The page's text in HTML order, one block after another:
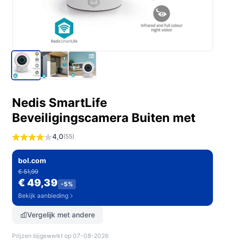
Nedis SmartLife
Beveiligingscamera Buiten met
4,0(55)
bol.com
€ 51,99
€ 49,39 -5%
Bekijk aanbieding
Vergelijk met andere
Prijzen bijgewerkt op 07-08-2026